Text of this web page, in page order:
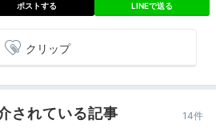
うぞ。魚、肉、野菜の旬の食材
か。地元の甲州ワインと堪能し
ポストする LINEで送る
クリップ
されている記事 14件